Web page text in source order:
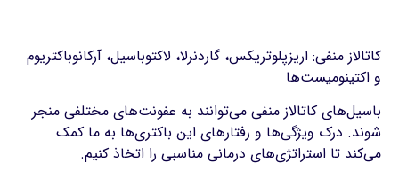
کاتالاز منفی: اریزپلوتریکس، گاردنرلا، لاکتوباسیل، آرکانوباکتریوم
و اکتینومیست‌ها
باسیل‌های کاتالاز منفی می‌توانند به عفونت‌های مختلفی منجر
شوند. درک ویژگی‌ها و رفتارهای این باکتری‌ها به ما کمک
می‌کند تا استراتژی‌های درمانی مناسبی را اتخاذ کنیم.